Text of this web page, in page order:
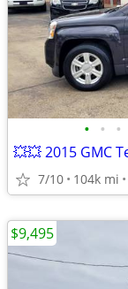
• • •
7/10 104k mi
$9,495